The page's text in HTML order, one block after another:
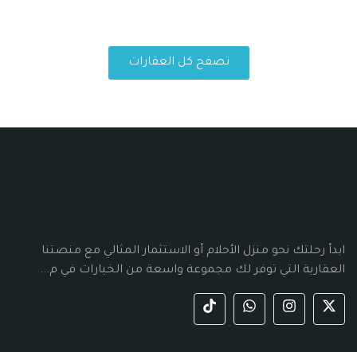
تصفح كل العقارات
ابدأ رحلتك نحو منزل الأحلام أو الاستثمار المثالي مع منصتنا
العقارية التي توفر لك مجموعة واسعة من الخيارات في م...